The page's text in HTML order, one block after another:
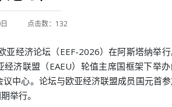
点击数：132
经济论坛（EEF-2026）在阿斯塔纳举
济联盟（EAEU）轮值主席国框架下举办
中心。论坛与欧亚经济联盟成员国元首
举行。